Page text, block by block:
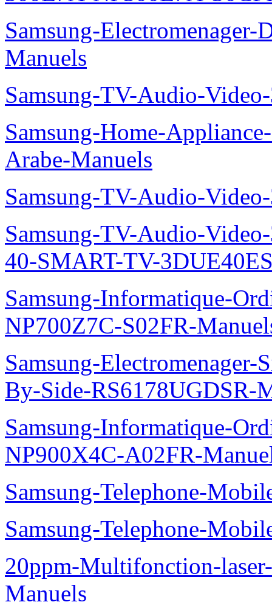
Samsung-
Manuels
Samsung-TV-Audio-
Samsung-Home-
Arabe-Manuels
Samsung-TV-Audio-
Samsung-TV-Audio-
40-SMART-TV-
Samsung-Informatique-
NP700Z7C-S02FR-
Samsung-
By-Side-RS6178UGDSR-
Samsung-Informatique-
NP900X4C-A02FR-
Samsung-Telephone-
Samsung-Telephone-
20ppm-Multifonction-
Manuels